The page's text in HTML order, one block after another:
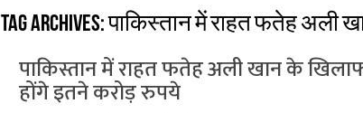
Tag Archives:पाकिस्तान में राहत फतेह अली
पाकिस्तान में राहत फतेह अली खान के खिलाफ
होंगे इतने करोड़ रुपये